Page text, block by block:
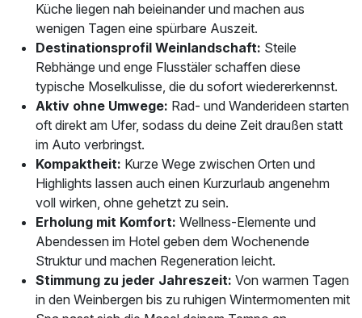
Küche liegen nah beieinander und machen aus
wenigen Tagen eine spürbare Auszeit.
Destinationsprofil Weinlandschaft: Steile
Rebhänge und enge Flusstäler schaffen diese
typische Moselkulisse, die du sofort wiedererkennst.
Aktiv ohne Umwege: Rad- und Wanderideen starten
oft direkt am Ufer, sodass du deine Zeit draußen statt
im Auto verbringst.
Kompaktheit: Kurze Wege zwischen Orten und
Highlights lassen auch einen Kurzurlaub angenehm
voll wirken, ohne gehetzt zu sein.
Erholung mit Komfort: Wellness-Elemente und
Abendessen im Hotel geben dem Wochenende
Struktur und machen Regeneration leicht.
Stimmung zu jeder Jahreszeit: Von warmen Tagen
in den Weinbergen bis zu ruhigen Wintermomenten mit